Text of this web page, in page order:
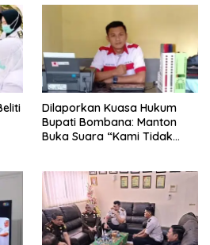
Dilaporkan Kuasa Hukum
Bupati Bombana: Manton
Buka Suara “Kami Tidak